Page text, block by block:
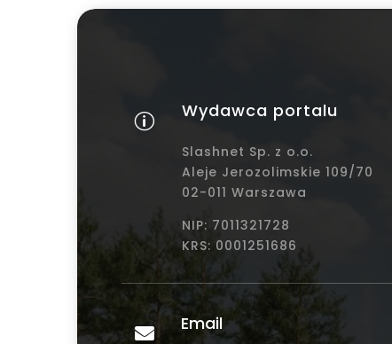
p Wydawca portalu
Slashnet Sp. z o.o.
Aleje Jerozolimskie 109/70
02-011 Warszawa
NIP: 7011321728
KRS: 0001251686
 Email